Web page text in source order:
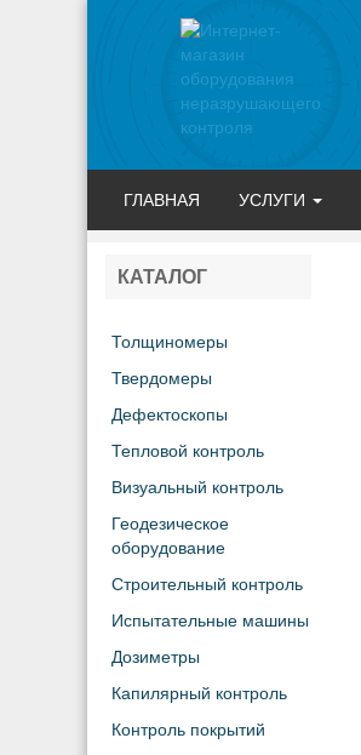
ГЛАВНАЯ УСЛУГИ
КАТАЛОГ
Толщиномеры
Твердомеры
Дефектоскопы
Тепловой контроль
Визуальный контроль
Геодезическое
оборудование
Строительный контроль
Испытательные машины
Дозиметры
Капилярный контроль
Контроль покрытий